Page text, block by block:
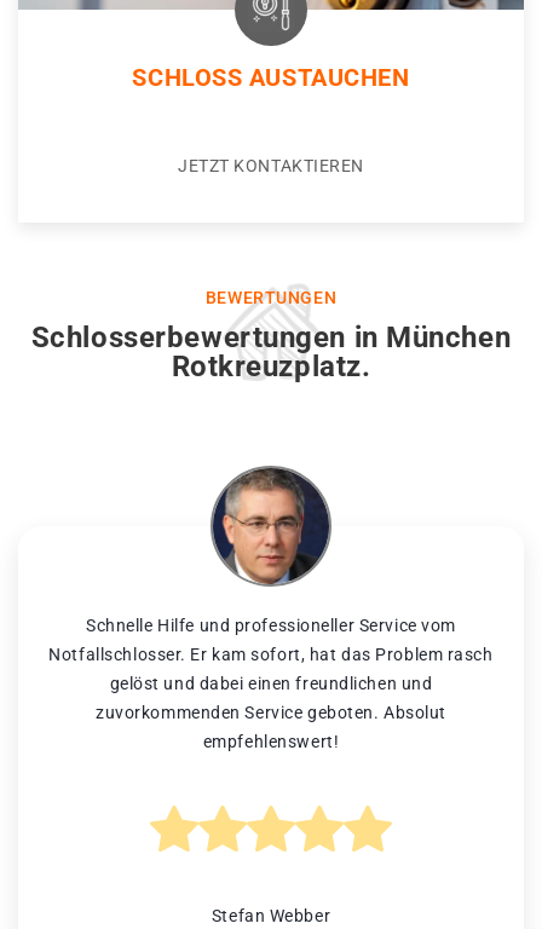
SCHLOSS AUSTAUCHEN
JETZT KONTAKTIEREN
BEWERTUNGEN
Schlosserbewertungen in München
Rotkreuzplatz.
Schnelle Hilfe und professioneller Service vom
Notfallschlosser. Er kam sofort, hat das Problem rasch
gelöst und dabei einen freundlichen und
zuvorkommenden Service geboten. Absolut
empfehlenswert!
Stefan Webber